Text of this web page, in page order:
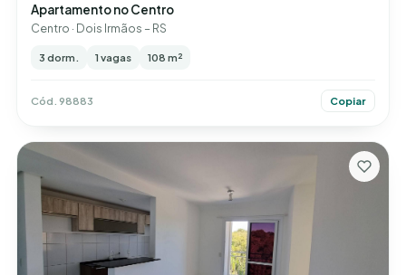
Apartamento no Centro
Centro · Dois Irmãos – RS
3 dorm. 1 vagas 108 m²
Cód. 98883 Copiar